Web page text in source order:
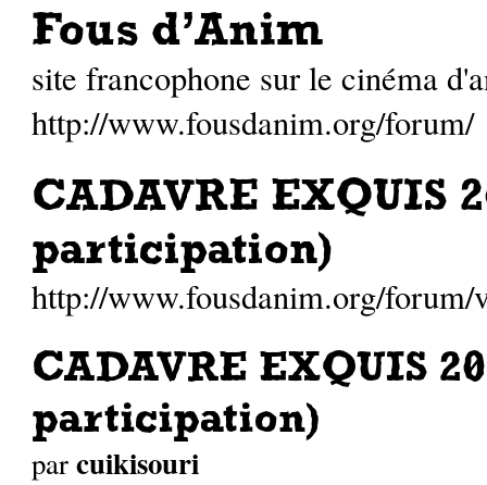
Fous d'Anim
site francophone sur le cinéma
http://www.fousdanim.org/forum/
CADAVRE EXQUIS
participation)
http://www.fousdanim.org/
CADAVRE EXQUIS
participation)
parcuikisouri